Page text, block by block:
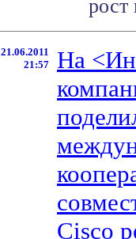
21.06.2011
21:57
На
Cisco